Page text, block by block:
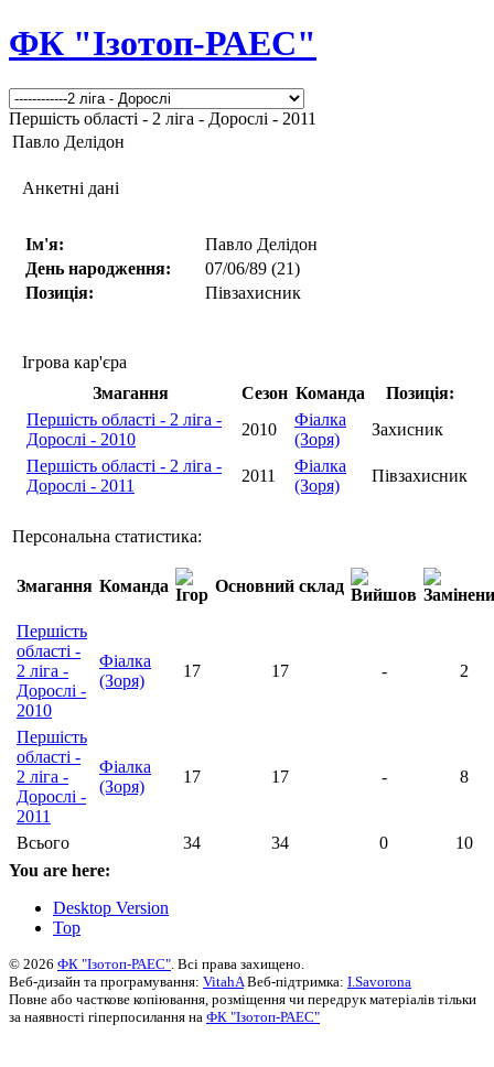
ФК "Ізотоп-РАЕС"
Першість області - 2 ліга - Дорослі - 2011
Павло Делідон
Анкетні дані
Ім'я:
Павло Делідон
День народження:
07/06/89 (21)
Позиція:
Півзахисник
Ігрова кар'єра
Змагання
Сезон Команда
Позиція:
Першість області - 2 ліга -
Дорослі - 2010
2010
Фіалка
(Зоря)
Захисник
Першість області - 2 ліга -
Дорослі - 2011
2011
Фіалка
(Зоря)
Півзахисник
Персональна статистика:
Змагання Команда Основний склад
Першість
області -
2 ліга -
Дорослі -
2010
Фіалка
(Зоря)
17 17 - 2
Першість
області -
2 ліга -
Дорослі -
2011
Фіалка
(Зоря)
17 17 - 8
Всього 34 34 0
10
You are here:
Desktop Version
Top
© 2026 ФК "Ізотоп-РАЕС" . Всі права захищено.
Веб-дизайн та програмування: VitahA Веб-підтримка: I.Savorona
Повне або часткове копіювання, розміщення чи передрук матеріалів тільки
за наявності гіперпосилання на ФК "Ізотоп-РАЕС"